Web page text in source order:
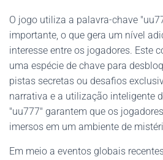
O jogo utiliza a palavra-chave
importante, o que gera um nível
interesse entre os jogadores. Este
uma espécie de chave para
pistas secretas ou desafios
narrativa e a utilização inteligente
"uu777" garantem que os
imersos em um ambiente de
Em meio a eventos globais